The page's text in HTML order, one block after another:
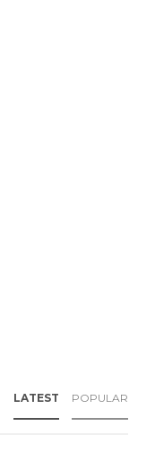
LATEST POPULAR